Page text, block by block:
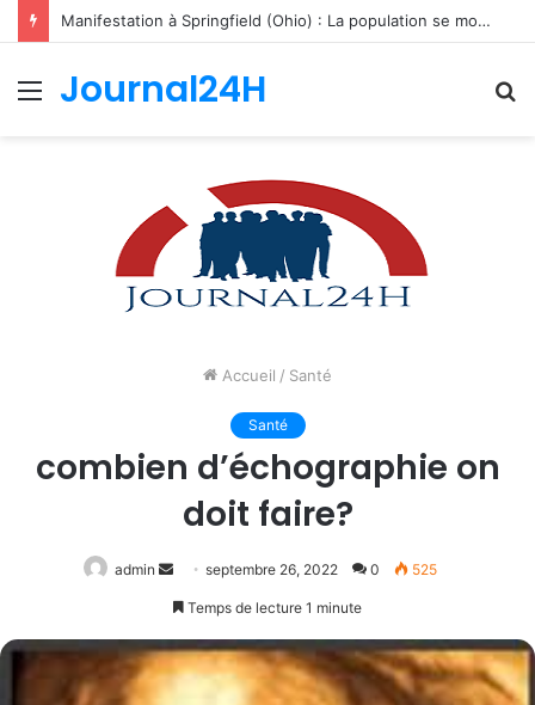
Manifestation à Springfield (Ohio) : La population se mobilise pour les Haïtiens face au TPS et aux bracelets électroniques
Menu
Journal24H
Accueil / Santé
Santé
combien d’échographie on
doit faire?
admin
Envoyer
un
septembre 26, 2022 0 525
Temps de lecture 1 minute